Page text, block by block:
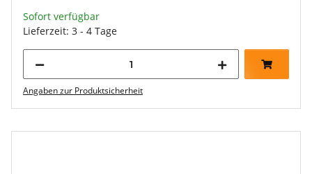
Sofort verfügbar
Lieferzeit: 3 - 4 Tage
Angaben zur Produktsicherheit